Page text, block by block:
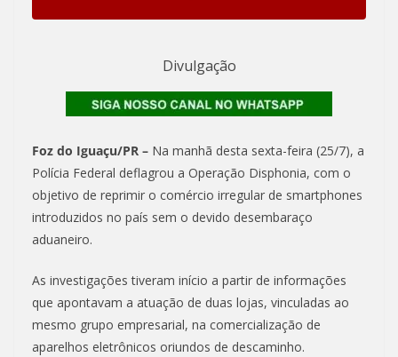
Divulgação
Foz do Iguaçu/PR – Na manhã desta sexta-feira (25/7), a
Polícia Federal deflagrou a Operação Disphonia, com o
objetivo de reprimir o comércio irregular de smartphones
introduzidos no país sem o devido desembaraço
aduaneiro.
As investigações tiveram início a partir de informações
que apontavam a atuação de duas lojas, vinculadas ao
mesmo grupo empresarial, na comercialização de
aparelhos eletrônicos oriundos de descaminho.